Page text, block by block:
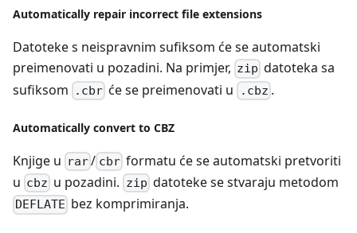
Automatically repair incorrect file extensions
Datoteke s neispravnim sufiksom će se automatski
preimenovati u pozadini. Na primjer, zip datoteka sa
sufiksom
.cbr će se preimenovati u .cbz .
Automatically convert to CBZ
Knjige u rar/ cbrformatu će se automatski pretvoriti
u cbz u pozadini. zip datoteke se stvaraju metodom
DEFLATE bez komprimiranja.